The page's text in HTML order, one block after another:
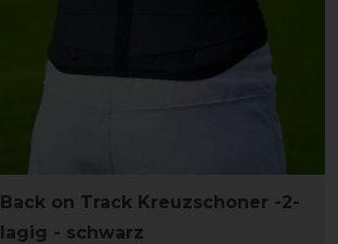
Back on Track Kreuzschoner -2-
lagig - schwarz